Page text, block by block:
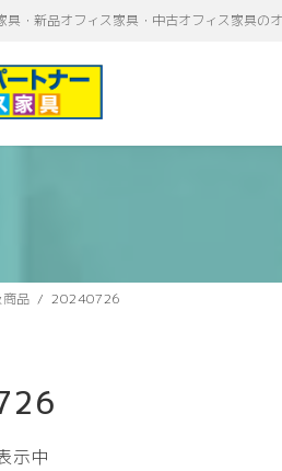
具・新品オフィス家具・中古オフィス家具の
品 20240726
示中